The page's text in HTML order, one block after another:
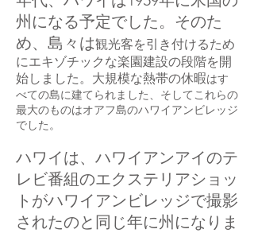
州になる予定でした。そのた
め、島々は観光客を引き付けるため
にエキゾチックな楽園建設の段階を開
始しました。大規模な熱帯の休暇はす
べての島に建てられました、そしてこれらの
最大のものはオアフ島のハワイアンビレッジ
でした。
ハワイは、ハワイアンアイのテ
レビ番組のエクステリアショッ
トがハワイアンビレッジで撮影
されたのと同じ年に州になりま